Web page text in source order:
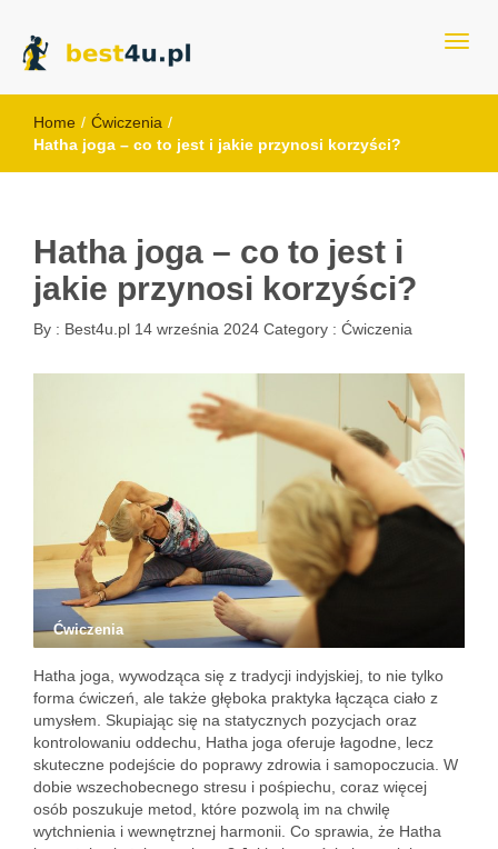
best4u.pl
Home / Ćwiczenia /
Hatha joga – co to jest i jakie przynosi korzyści?
Hatha joga – co to jest i
jakie przynosi korzyści?
By : Best4u.pl 14 września 2024 Category : Ćwiczenia
Ćwiczenia
Hatha joga, wywodząca się z tradycji indyjskiej, to nie tylko
forma ćwiczeń, ale także głęboka praktyka łącząca ciało z
umysłem. Skupiając się na statycznych pozycjach oraz
kontrolowaniu oddechu, Hatha joga oferuje łagodne, lecz
skuteczne podejście do poprawy zdrowia i samopoczucia. W
dobie wszechobecnego stresu i pośpiechu, coraz więcej
osób poszukuje metod, które pozwolą im na chwilę
wytchnienia i wewnętrznej harmonii. Co sprawia, że Hatha